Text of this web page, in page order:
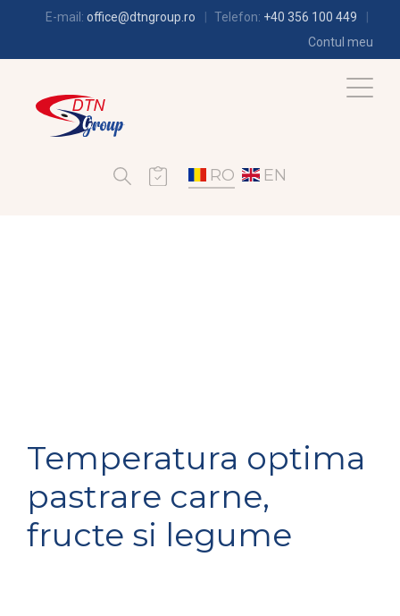
E-mail: office@dtngroup.ro Telefon: +40 356 100 449
Contul meu
RO EN
Temperatura optima
pastrare carne,
fructe si legume